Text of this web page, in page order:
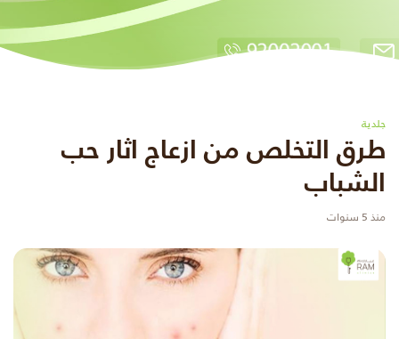
جلدية
طرق التخلص من ازعاج اثار حب
الشباب
منذ 5 سنوات